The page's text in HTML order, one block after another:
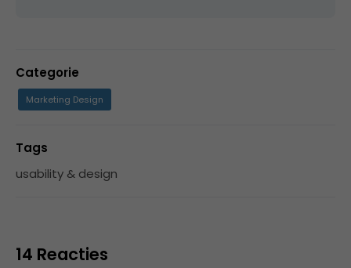
Categorie
Marketing Design
Tags
usability & design
14 Reacties